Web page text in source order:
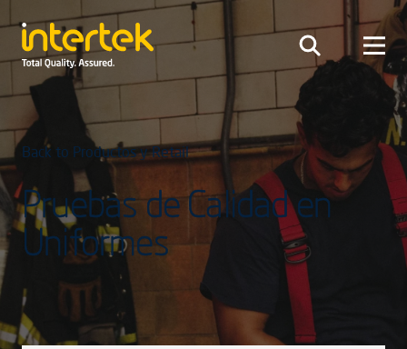
Back to Productos y Retail
Pruebas de Calidad en
Uniformes